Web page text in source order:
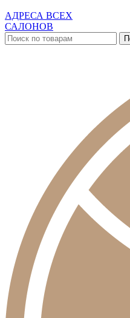
АДРЕСА ВСЕХ
САЛОНОВ